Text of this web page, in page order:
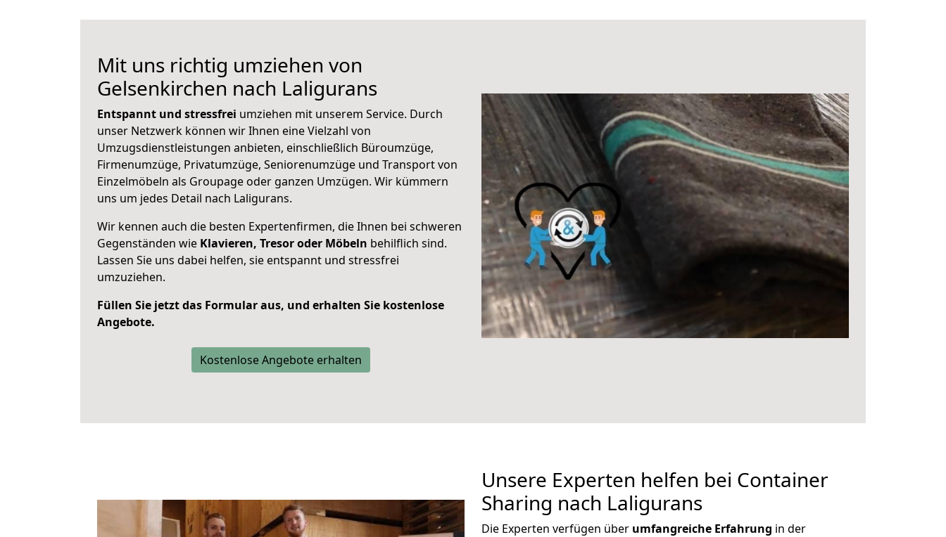
Mit uns richtig umziehen von
Gelsenkirchen nach Laligurans
Entspannt und stressfrei umziehen mit unserem Service. Durch
unser Netzwerk können wir Ihnen eine Vielzahl von
Umzugsdienstleistungen anbieten, einschließlich Büroumzüge,
Firmenumzüge, Privatumzüge, Seniorenumzüge und Transport von
Einzelmöbeln als Groupage oder ganzen Umzügen. Wir kümmern
uns um jedes Detail nach Laligurans.
Wir kennen auch die besten Expertenfirmen, die Ihnen bei schweren
Gegenständen wie Klavieren, Tresor oder Möbeln behilflich sind.
Lassen Sie uns dabei helfen, sie entspannt und stressfrei
umzuziehen.
Füllen Sie jetzt das Formular aus, und erhalten Sie kostenlose
Angebote.
Kostenlose Angebote erhalten
Unsere Experten helfen bei Container
Sharing nach Laligurans
Die Experten verfügen über umfangreiche Erfahrung in der